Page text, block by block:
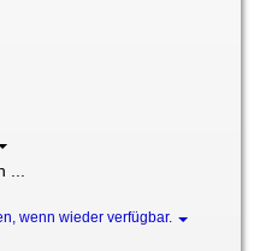
wenn wieder verfügbar.